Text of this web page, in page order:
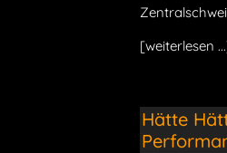
[weiterlesen
Hätte